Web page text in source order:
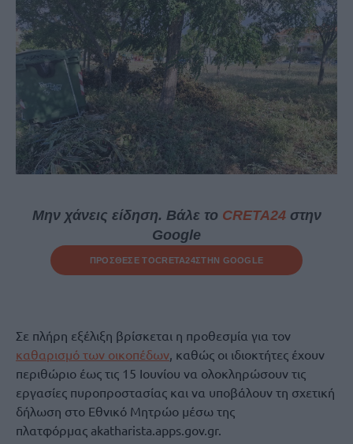
Μην χάνεις είδηση. Βάλε το CRETA24στην
Google
ΠΡΟΣΘΕΣΕ ΤΟCRETA24ΣΤΗΝ GOOGLE
Σε πλήρη εξέλιξη βρίσκεται η προθεσμία για τον
καθαρισμό των οικοπέδων , καθώς οι ιδιοκτήτες έχουν
περιθώριο έως τις 15 Ιουνίου να ολοκληρώσουν τις
εργασίες πυροπροστασίας και να υποβάλουν τη σχετική
δήλωση στο Εθνικό Μητρώο μέσω της
πλατφόρμας akatharista.apps.gov.gr.